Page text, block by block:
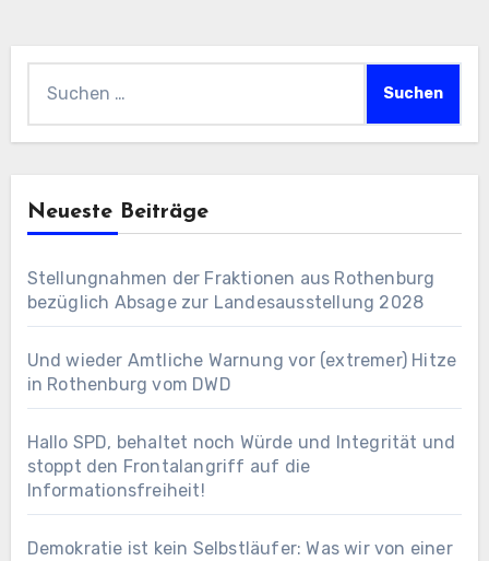
Neueste Beiträge
Stellungnahmen der Fraktionen aus Rothenburg
bezüglich Absage zur Landesausstellung 2028
Und wieder Amtliche Warnung vor (extremer) Hitze
in Rothenburg vom DWD
Hallo SPD, behaltet noch Würde und Integrität und
stoppt den Frontalangriff auf die
Informationsfreiheit!
Demokratie ist kein Selbstläufer: Was wir von einer